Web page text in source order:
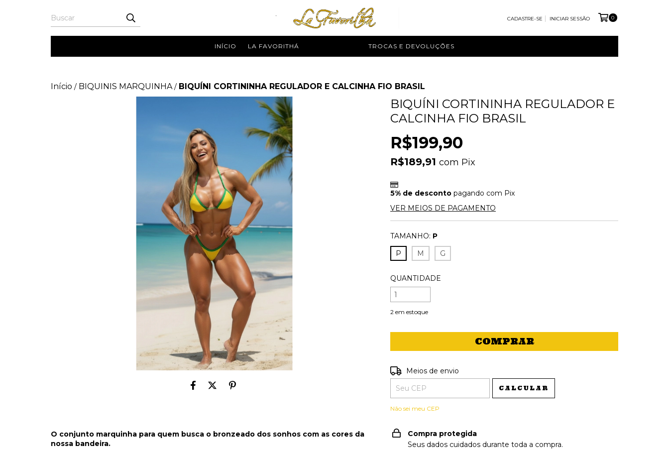
CADASTRE-SE INICIAR SESSÃO 0
INÍCIO LA FAVORITHÁ TROCAS E DEVOLUÇÕES
Início / BIQUINIS MARQUINHA / BIQUÍNI CORTININHA REGULADOR E CALCINHA FIO BRASIL
O conjunto marquinha para quem busca o bronzeado dos sonhos com as cores da
nossa bandeira.
BIQUÍNI CORTININHA REGULADOR E
CALCINHA FIO BRASIL
R$199,90
R$189,91com Pix
5% de desconto pagando com Pix
VER MEIOS DE PAGAMENTO
TAMANHO: P
P
M G
QUANTIDADE
2 em estoque
Entregas para o CEP:
Meios de envio
CALCULAR
Não sei meu CEP
Compra protegida
Seus dados cuidados durante toda a compra.